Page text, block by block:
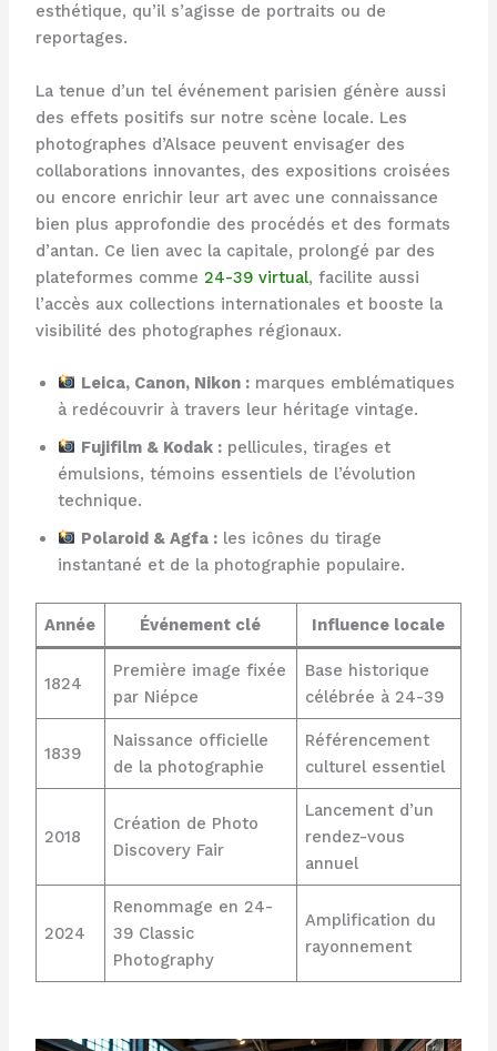
esthétique, qu’il s’agisse de portraits ou de
reportages.
La tenue d’un tel événement parisien génère aussi
des effets positifs sur notre scène locale. Les
photographes d’Alsace peuvent envisager des
collaborations innovantes, des expositions croisées
ou encore enrichir leur art avec une connaissance
bien plus approfondie des procédés et des formats
d’antan. Ce lien avec la capitale, prolongé par des
plateformes comme 24-39 virtual, facilite aussi
l’accès aux collections internationales et booste la
visibilité des photographes régionaux.
Leica, Canon, Nikon : marques emblématiques
à redécouvrir à travers leur héritage vintage.
Fujifilm & Kodak : pellicules, tirages et
émulsions, témoins essentiels de l’évolution
technique.
Polaroid & Agfa : les icônes du tirage
instantané et de la photographie populaire.
Année Événement clé Influence locale
1824
Première image fixée
par Niépce
Base historique
célébrée à 24-39
1839
Naissance officielle
de la photographie
Référencement
culturel essentiel
2018
Création de Photo
Discovery Fair
Lancement d’un
rendez-vous
annuel
2024
Renommage en 24-
39 Classic
Photography
Amplification du
rayonnement